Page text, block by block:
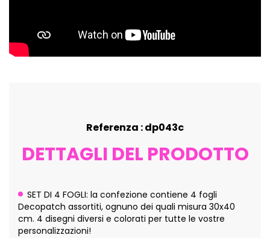
Referenza : dp043c
DETTAGLI DEL PRODOTTO
SET DI 4 FOGLI: la confezione contiene 4 fogli
Decopatch assortiti, ognuno dei quali misura 30x40
cm. 4 disegni diversi e colorati per tutte le vostre
personalizzazioni!